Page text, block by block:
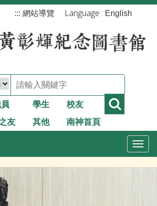
::: 網站導覽 Language : English
學生
校友
友
其他 南神首頁
T